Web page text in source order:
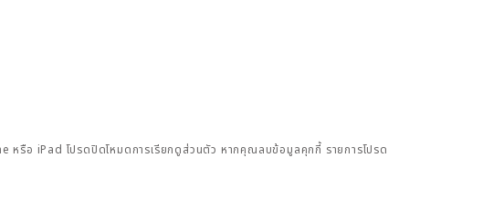
หรือ iPad โปรดปิดโหมดการเรียกดูส่วนตัว หากคุณลบข้อมูลคุกกี้ รายการโปรด